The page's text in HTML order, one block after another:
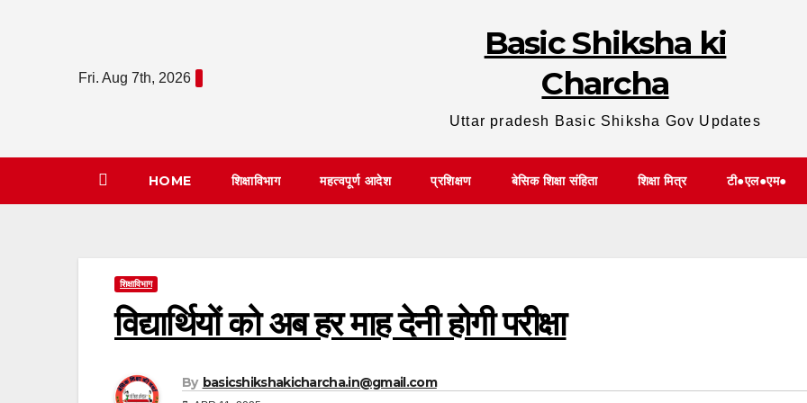
Fri. Aug 7th, 2026
Basic Shiksha ki
Charcha
Uttar pradesh Basic Shiksha Gov Updates
HOME शिक्षाविभाग महत्वपूर्ण आदेश प्रशिक्षण बेसिक शिक्षा संहिता शिक्षा मित्र टी●एल●एम●
शिक्षाविभाग
विद्यार्थियों को अब हर माह देनी होगी परीक्षा
By basicshikshakicharcha.in@gmail.com